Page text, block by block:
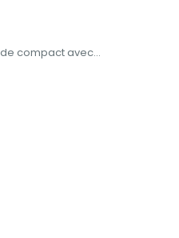
compact avec...